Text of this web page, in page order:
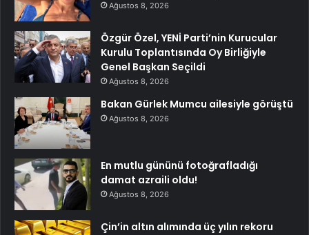
Ağustos 8, 2026
Özgür Özel, YENİ Parti’nin Kurucular
Kurulu Toplantısında Oy Birliğiyle
Genel Başkan Seçildi
Ağustos 8, 2026
Bakan Gürlek Mumcu ailesiyle görüştü
Ağustos 8, 2026
En mutlu gününü fotoğrafladığı
damat azraili oldu!
Ağustos 8, 2026
Çin’in altın alımında üç yılın rekoru